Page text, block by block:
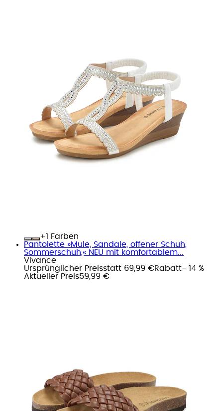
+
Farben
Pantolette »Mule, Sandale, offener Schuh,
Sommerschuh,« NEU mit komfortablem...
Vivance
Ursprünglicher Preisstatt 69,99 €Rabatt- 14 %
Aktueller Preis59,99 €